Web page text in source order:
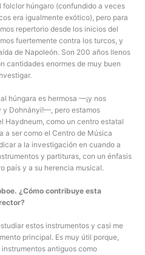
húngaro (confundido a veces
era igualmente exótico), pero para
repertorio desde los inicios del
fuertemente contra los turcos, y
de Napoleón. Son 200 años llenos
cantidades enormes de muy buen
húngara es hermosa —¡y nos
y Dohnányi!—, pero estamos
Haydneum, como un centro estatal
a ser como el Centro de Música
a la investigación en cuando a
y partituras, con un énfasis
país y a su herencia musical.
¿Cómo contribuye esta
estos instrumentos y casi me
principal. Es muy útil porque,
antiguos como